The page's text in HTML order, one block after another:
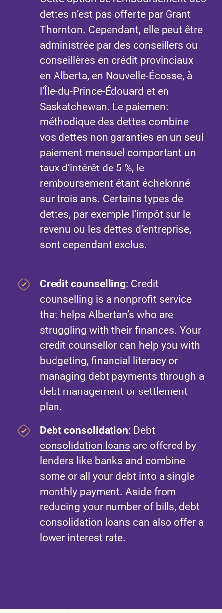
dettes n’est pas offerte par Grant
Thornton. Cependant, elle peut être
administrée par des conseillers ou
conseillères en crédit provinciaux
en Alberta, en Nouvelle-Écosse, à
l’Île-du-Prince-Édouard et en
Saskatchewan. Le paiement
méthodique des dettes combine
vos dettes non garanties en un seul
paiement mensuel comportant un
taux d’intérêt de 5 %, le
remboursement étant échelonné
sur trois ans. Certains types de
dettes, par exemple l’impôt sur le
revenu ou les dettes d’entreprise,
sont cependant exclus.
Credit counselling: Credit
counselling is a nonprofit service
that helps Albertan’s who are
struggling with their finances. Your
credit counsellor can help you with
budgeting, financial literacy or
managing debt payments through a
debt management or settlement
plan.
Debt consolidation: Debt
consolidation loans are offered by
lenders like banks and combine
some or all your debt into a single
monthly payment. Aside from
reducing your number of bills, debt
consolidation loans can also offer a
lower interest rate.